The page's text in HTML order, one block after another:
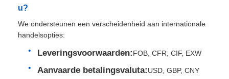
u?
We ondersteunen een verscheidenheid aan internationale
handelsopties:
Leveringsvoorwaarden:FOB, CFR, CIF, EXW
Aanvaarde betalingsvaluta:USD, GBP, CNY